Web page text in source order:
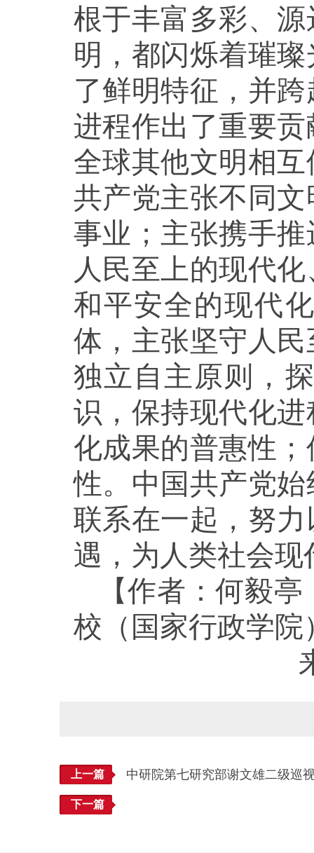
根于丰富多彩、
明，都闪烁着璀
了鲜明特征，并
进程作出了重要
全球其他文明相
共产党主张不同
事业；主张携手
人民至上的现代
和平安全的现代
体，主张坚守人
独立自主原则，
识，保持现代化
化成果的普惠性
性。中国共产党
联系在一起，努
遇，为人类社会
【作者：何毅
校（国家行政学
上一篇 中研院第七研究部谢文雄二级巡
下一篇